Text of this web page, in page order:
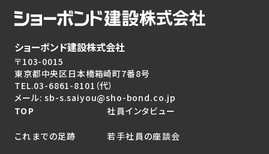
ショーボンド建設株式会社
〒103-0015
東京都中央区日本橋箱崎町7番8号
TEL.03-6861-8101 （代）
メール: sb-s.saiyou@sho-bond.co.jp
TOP
これまでの足跡
社員インタビュー
若手社員の座談会